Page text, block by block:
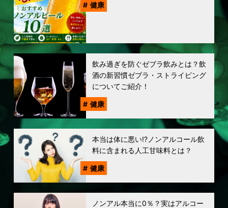
健康
飲み過ぎを防ぐゼブラ飲みとは？飲
酒の新習慣ゼブラ・ストライピング
についてご紹介！
健康
本当は体に悪い!?ノンアルコール飲
料に含まれる人工甘味料とは？
健康
ノンアル本当に0％？実はアルコー